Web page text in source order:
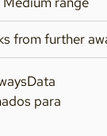
from further
para